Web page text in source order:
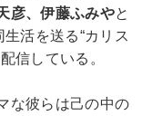
彦、伊藤ふみやと
活を送る“カリス
信している。
な彼らは己の中の